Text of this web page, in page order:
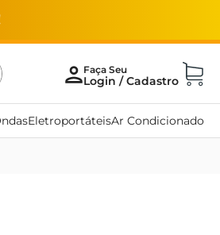
EletroportáteisAr Condicionado